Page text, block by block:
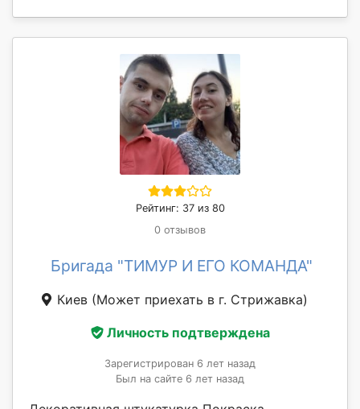
Рейтинг: 37 из 80
0 отзывов
Бригада "ТИМУР И ЕГО КОМАНДА"
Киев (Может приехать в г. Стрижавка)
Личность подтверждена
Зарегистрирован 6 лет назад
Был на сайте 6 лет назад